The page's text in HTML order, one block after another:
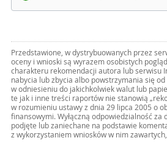
Przedstawione, w dystrybuowanych przez
oceny i wnioski są wyrazem osobistych
charakteru rekomendacji autora lub serwisu
nabycia lub zbycia albo powstrzymania się
w odniesieniu do jakichkolwiek walut lub
te jak i inne treści raportów nie stanowią
w rozumieniu ustawy z dnia 29 lipca 2005 o
finansowymi. Wyłączną odpowiedzialność za
podjęte lub zaniechane na podstawie
z wykorzystaniem wniosków w nim